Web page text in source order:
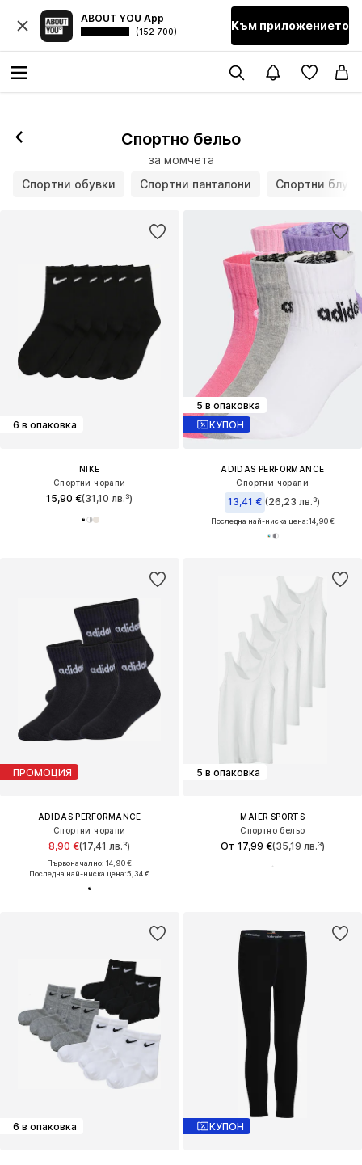
ABOUT YOU App
(152 700) Към приложението
Спортно бельо
за момчета
Спортни обувки
Спортни панталони Спортни блузи
6 в опаковка
NIKE
Спортни чорапи
15,90 €(31,10 лв.³)
5 в опаковка
КУПОН
ADIDAS PERFORMANCE
Спортни чорапи
13,41 € (26,23 лв.³)
Последна най-ниска цена:14,90 €
ПРОМОЦИЯ
ADIDAS PERFORMANCE
Спортни чорапи
8,90 €(17,41 лв.³)
Първоначално: 14,90 €
Последна най-ниска цена:5,34 €
5 в опаковка
MAIER SPORTS
Спортно бельо
От 17,99 €(35,19 лв.³)
6 в опаковка КУПОН